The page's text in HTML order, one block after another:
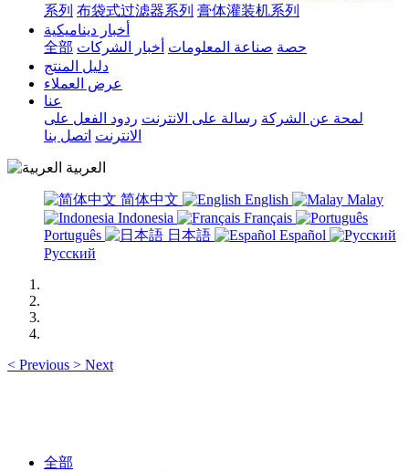
系列 布袋式过滤器系列 膏体灌装机系列
أخبار ديناميكية
全部
حصة صناعة المعلومات أخبار الشركات
دليل المنتج
عرض العملاء
عنا
لمحة عن الشركة رسالة على الانترنت ردود الفعل على
الانترنت اتصل بنا
العربية
简体中文 English
Malay
Indonesia
Français
Português
日本語
Español
Русский
< Previous > Next
全部